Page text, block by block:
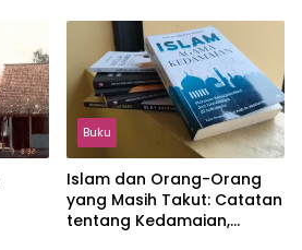
Jonggol
Buku
Islam dan Orang-Orang
yang Masih Takut: Catatan
tentang Kedamaian,